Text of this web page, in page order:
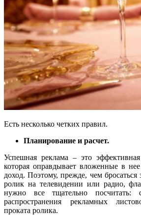
Есть несколько четких правил.
Планирование и расчет.
Успешная реклама – это
которая оправдывает вложенные в
доход. Поэтому, прежде, чем бросаться
ролик на телевидении или радио,
нужно все тщательно посчитать:
распространения рекламных
проката ролика.